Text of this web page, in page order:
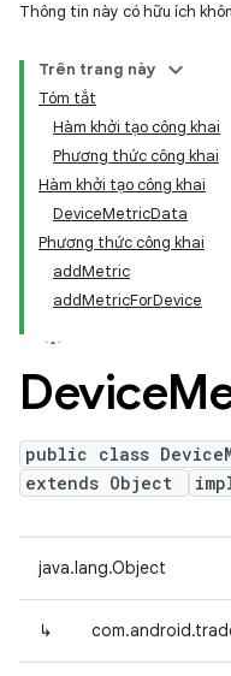
Thông tin này có hữu ích
Trên trang này
Tóm tắt
Hàm khởi tạo công khai
Phương thức công khai
Hàm khởi tạo công khai
DeviceMetricData
Phương thức công khai
addMetric
addMetricForDevice
Device
public class
extends Object
java.lang.Object
↳